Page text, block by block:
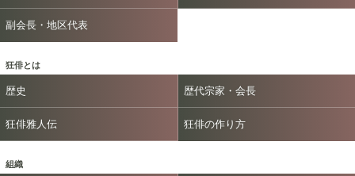
副会長・地区代表
狂俳とは
歴史 歴代宗家・会長
狂俳雅人伝 狂俳の作り方
組織